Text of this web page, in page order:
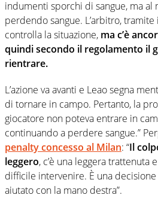
indumenti sporchi di sangue, ma al
perdendo sangue. L’arbitro,
controlla la situazione, ma c’è
quindi secondo il regolamento il
rientrare.
L’azione va avanti e Leao segna
di tornare in campo. Pertanto, la
giocatore non poteva entrare in
continuando a perdere sangue.”
penalty concesso al Milan: “Il
leggero, c’è una leggera trattenuta
difficile intervenire. È una
aiutato con la mano destra”.